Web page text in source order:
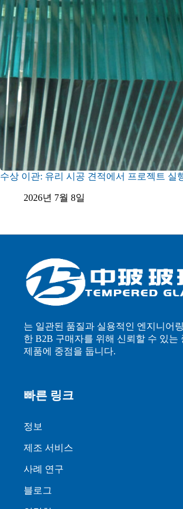
수상 이관: 유리 시공 견적에서 프로젝트 실
2026년 7월 8일
는 일관된 품질과 실용적인 엔지니어
한 B2B 구매자를 위해 신뢰할 수 있는
제품에 중점을 둡니다.
빠른 링크
정보
제조 서비스
사례 연구
블로그